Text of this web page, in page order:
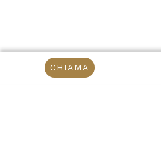
CHIAMA